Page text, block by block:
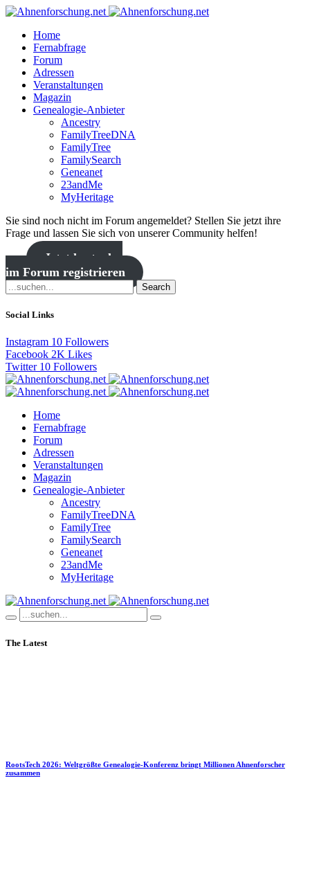
Home
Fernabfrage
Forum
Adressen
Veranstaltungen
Magazin
Genealogie-Anbieter
Ancestry
FamilyTreeDNA
FamilyTree
FamilySearch
Geneanet
23andMe
MyHeritage
Sie sind noch nicht im Forum angemeldet? Stellen Sie jetzt ihre
Frage und lassen Sie sich von unserer Community helfen!
Jetzt kostenlos
im Forum registrieren
Search
Social Links
Instagram 10 Followers
Facebook 2K Likes
Twitter 10 Followers
Home
Fernabfrage
Forum
Adressen
Veranstaltungen
Magazin
Genealogie-Anbieter
Ancestry
FamilyTreeDNA
FamilyTree
FamilySearch
Geneanet
23andMe
MyHeritage
The Latest
RootsTech 2026: Weltgrößte Genealogie-Konferenz bringt Millionen Ahnenforscher
zusammen